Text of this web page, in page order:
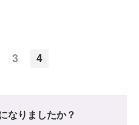
3 4
なりましたか？